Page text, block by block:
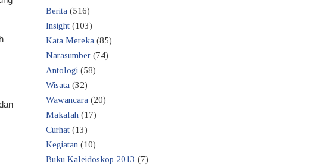
Berita (516)
Insight (103)
Kata Mereka (85)
Narasumber (74)
Antologi (58)
Wisata (32)
Wawancara (20)
Makalah (17)
Curhat (13)
Kegiatan (10)
Buku Kaleidoskop 2013 (7)